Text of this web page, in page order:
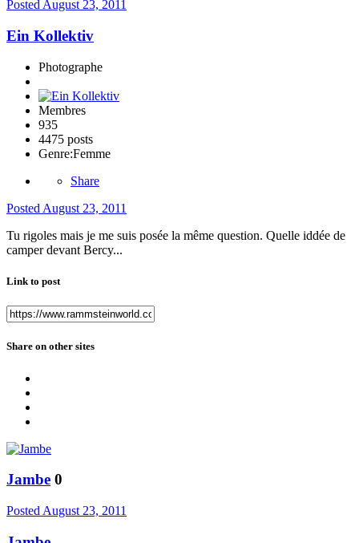
PostedAugust 23, 2011
Ein Kollektiv
Photographe
Membres
935
4475 posts
Genre:Femme
Share
Posted August 23, 2011
Tu rigoles mais je me suis posée la même question. Quelle iddée de
camper devant Bercy...
Link to post
Share on other sites
Jambe 0
Posted August 23, 2011